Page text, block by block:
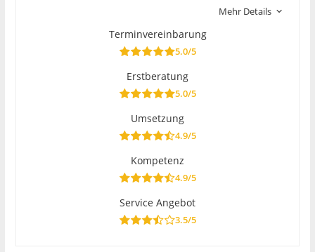
Mehr Details
Terminvereinbarung
5.0/5
Erstberatung
5.0/5
Umsetzung
4.9/5
Kompetenz
4.9/5
Service Angebot
3.5/5